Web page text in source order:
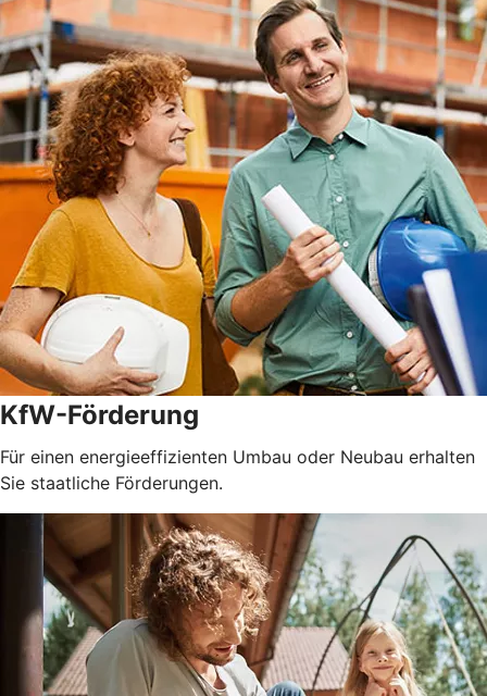
KfW-Förderung
Für einen energieeffizienten Umbau oder Neubau erhalten
Sie staatliche Förderungen.